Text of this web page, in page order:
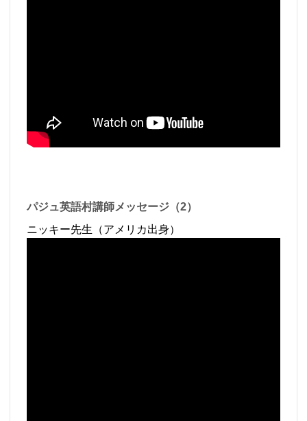
パジュ英語村講師メッセージ（2）
ニッキー先生（アメリカ出身）